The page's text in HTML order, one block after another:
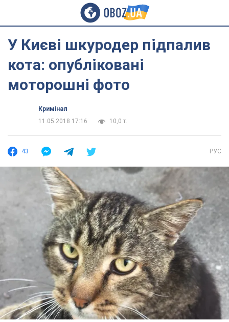
У Києві шкуродер підпалив
кота: опубліковані
моторошні фото
Кримінал
11.05.2018 17:16
10,0 т.
43 РУС